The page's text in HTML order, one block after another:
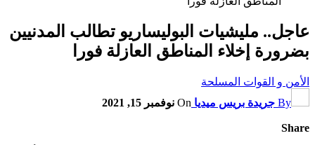
عاجل.. مليشيات البوليساريو تطالب المدنيين
بضرورة إخلاء المناطق العازلة فورا
الأمن و القوات المسلحة
By جريدة بريس ميديا On نوفمبر 15, 2021
Share